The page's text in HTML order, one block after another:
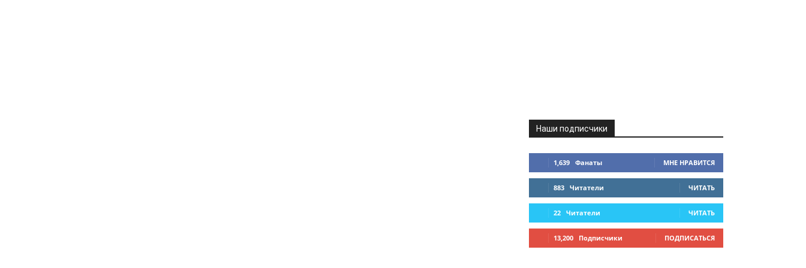
Наши подписчики
1,639 Фанаты МНЕ НРАВИТСЯ
883 Читатели ЧИТАТЬ
22 Читатели ЧИТАТЬ
13,200 Подписчики ПОДПИСАТЬСЯ